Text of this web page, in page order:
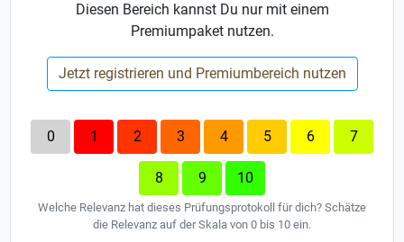
Diesen Bereich kannst Du nur mit einem
Premiumpaket nutzen.
Jetzt registrieren und Premiumbereich nutzen
0 1 2 3 4 5 6 7
8 9 10
Welche Relevanz hat dieses Prüfungsprotokoll für dich? Schätze
die Relevanz auf der Skala von 0 bis 10 ein.